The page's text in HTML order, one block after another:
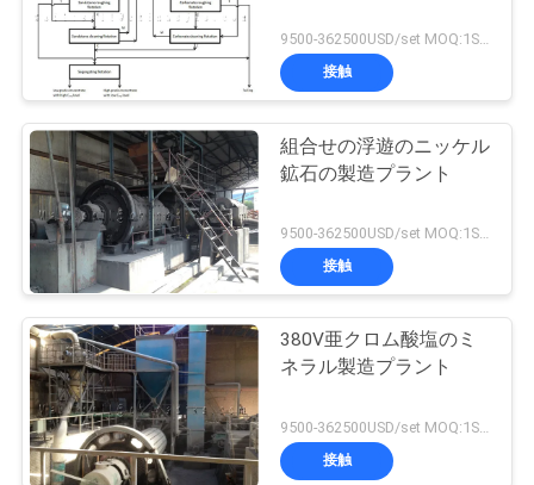
9500-362500USD/set MOQ:1SET
接触
組合せの浮遊のニッケル
鉱石の製造プラント
9500-362500USD/set MOQ:1SET
接触
380V亜クロム酸塩のミ
ネラル製造プラント
接触